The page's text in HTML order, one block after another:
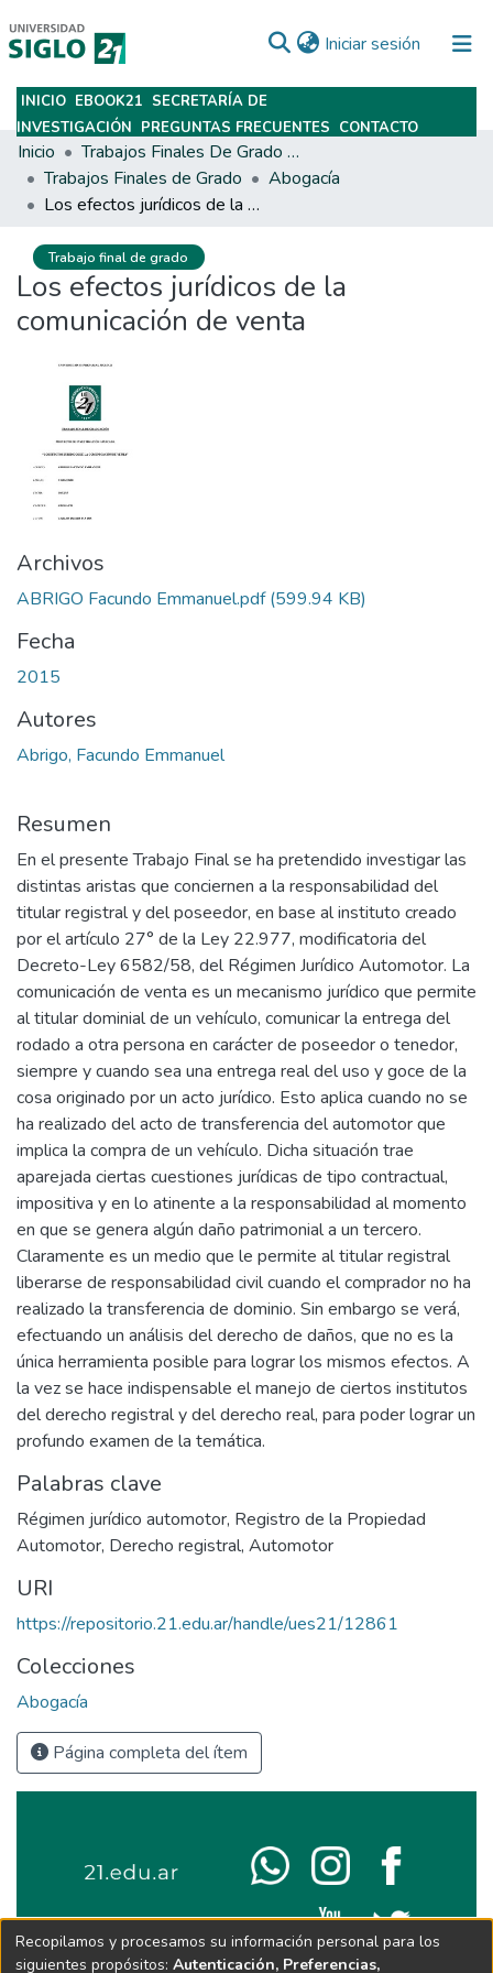
Iniciar sesión (current)
Subir
INICIO EBOOK21 SECRETARÍA DE
INVESTIGACIÓN PREGUNTAS FRECUENTES CONTACTO
Inicio
Trabajos Finales De Grado Y Posgrado
Trabajos Finales de Grado
Abogacía
Los efectos jurídicos de la comunicación de venta
Trabajo final de grado
Los efectos jurídicos de la
comunicación de venta
Archivos
ABRIGO Facundo Emmanuel.pdf(599.94 KB)
Fecha
2015
Autores
Abrigo, Facundo Emmanuel
Resumen
En el presente Trabajo Final se ha pretendido investigar las
distintas aristas que conciernen a la responsabilidad del
titular registral y del poseedor, en base al instituto creado
por el artículo 27° de la Ley 22.977, modificatoria del
Decreto-Ley 6582/58, del Régimen Jurídico Automotor. La
comunicación de venta es un mecanismo jurídico que permite
al titular dominial de un vehículo, comunicar la entrega del
rodado a otra persona en carácter de poseedor o tenedor,
siempre y cuando sea una entrega real del uso y goce de la
cosa originado por un acto jurídico. Esto aplica cuando no se
ha realizado del acto de transferencia del automotor que
implica la compra de un vehículo. Dicha situación trae
aparejada ciertas cuestiones jurídicas de tipo contractual,
impositiva y en lo atinente a la responsabilidad al momento
en que se genera algún daño patrimonial a un tercero.
Claramente es un medio que le permite al titular registral
liberarse de responsabilidad civil cuando el comprador no ha
realizado la transferencia de dominio. Sin embargo se verá,
efectuando un análisis del derecho de daños, que no es la
única herramienta posible para lograr los mismos efectos. A
la vez se hace indispensable el manejo de ciertos institutos
del derecho registral y del derecho real, para poder lograr un
profundo examen de la temática.
Palabras clave
Régimen jurídico automotor, Registro de la Propiedad
Automotor, Derecho registral, Automotor
URI
https://repositorio.21.edu.ar/handle/ues21/12861
Colecciones
Abogacía
Página completa del ítem
Recopilamos y procesamos su información personal para los
siguientes propósitos: Autenticación, Preferencias,